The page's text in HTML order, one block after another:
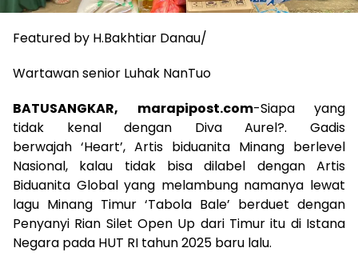
Featured by H.Bakhtiar Danau/
Wartawan senior Luhak NanTuo
BATUSANGKAR, marapipost.com-Siapa yang
tidak kenal dengan Diva Aurel?. Gadis
berwajah ‘Heart’, Artis biduanita Minang berlevel
Nasional, kalau tidak bisa dilabel dengan Artis
Biduanita Global yang melambung namanya lewat
lagu Minang Timur ‘Tabola Bale’ berduet dengan
Penyanyi Rian Silet Open Up dari Timur itu di Istana
Negara pada HUT RI tahun 2025 baru lalu.